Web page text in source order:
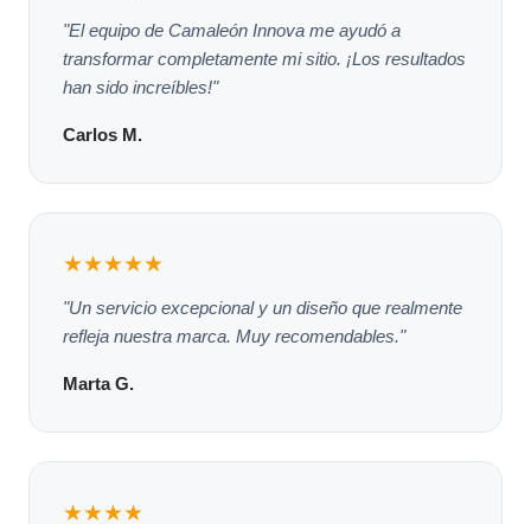
"El equipo de Camaleón Innova me ayudó a
transformar completamente mi sitio. ¡Los resultados
han sido increíbles!"
Carlos M.
★★★★★
"Un servicio excepcional y un diseño que realmente
refleja nuestra marca. Muy recomendables."
Marta G.
★★★★